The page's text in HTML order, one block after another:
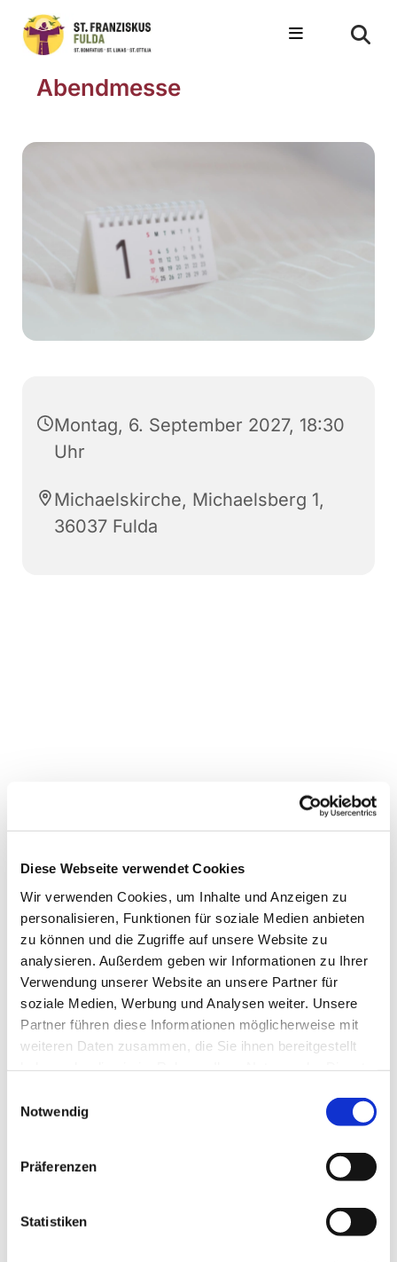
Diese Webseite verwendet Cookies
Wir verwenden Cookies, um Inhalte und Anzeigen zu
personalisieren, Funktionen für soziale Medien anbieten
zu können und die Zugriffe auf unsere Website zu
analysieren. Außerdem geben wir Informationen zu Ihrer
Verwendung unserer Website an unsere Partner für
soziale Medien, Werbung und Analysen weiter. Unsere
Partner führen diese Informationen möglicherweise mit
weiteren Daten zusammen, die Sie ihnen bereitgestellt
Notwendig
Präferenzen
Statistiken
Abendmesse
Montag, 6. September 2027, 18:30
Uhr
Michaelskirche, Michaelsberg 1,
36037 Fulda
Dies könnte Sie auch
interessieren